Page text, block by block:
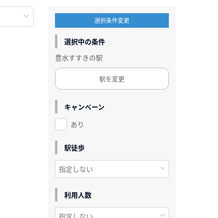
選択条件変更
選択中の条件
豊水すすきの駅
駅を変更
キャンペーン
あり
駅徒歩
利用人数